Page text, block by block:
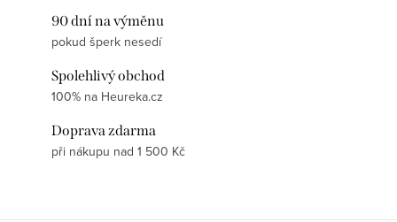
90 dní na výměnu
pokud šperk nesedí
Spolehlivý obchod
100% na Heureka.cz
Doprava zdarma
při nákupu nad 1 500 Kč